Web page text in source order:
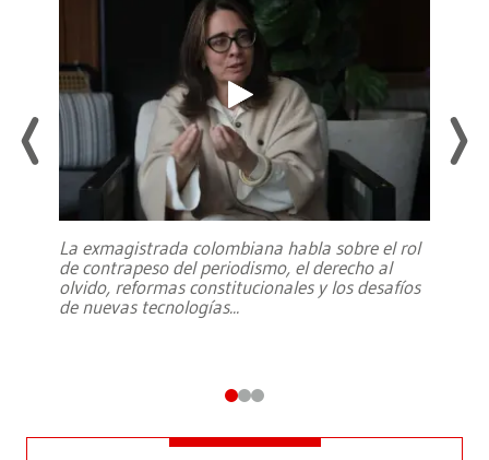
La exmagistrada colombiana habla sobre el rol
de contrapeso del periodismo, el derecho al
olvido, reformas constitucionales y los desafíos
de nuevas tecnologías...